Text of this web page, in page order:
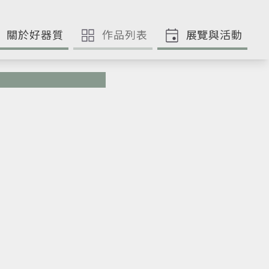
關於好器質 作品列表 展覽與活動